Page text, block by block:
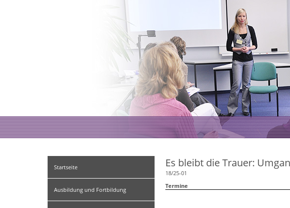
Startseite
Ausbildung und Fortbildung
Es bleibt die Trauer:
18/25-01
Termine